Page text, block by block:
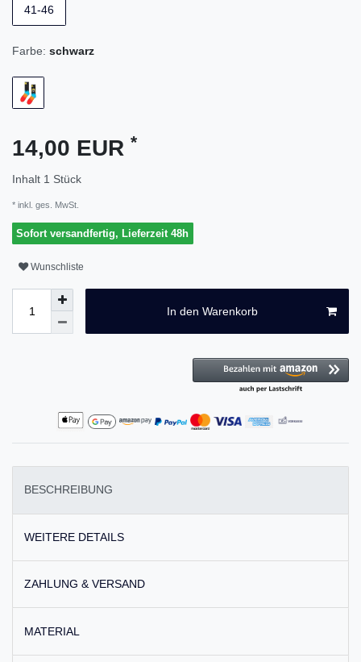
41-46
Farbe: schwarz
14,00 EUR *
Inhalt 1 Stück
* inkl. ges. MwSt.
Sofort versandfertig, Lieferzeit 48h
Wunschliste
In den Warenkorb
BESCHREIBUNG
WEITERE DETAILS
ZAHLUNG & VERSAND
MATERIAL